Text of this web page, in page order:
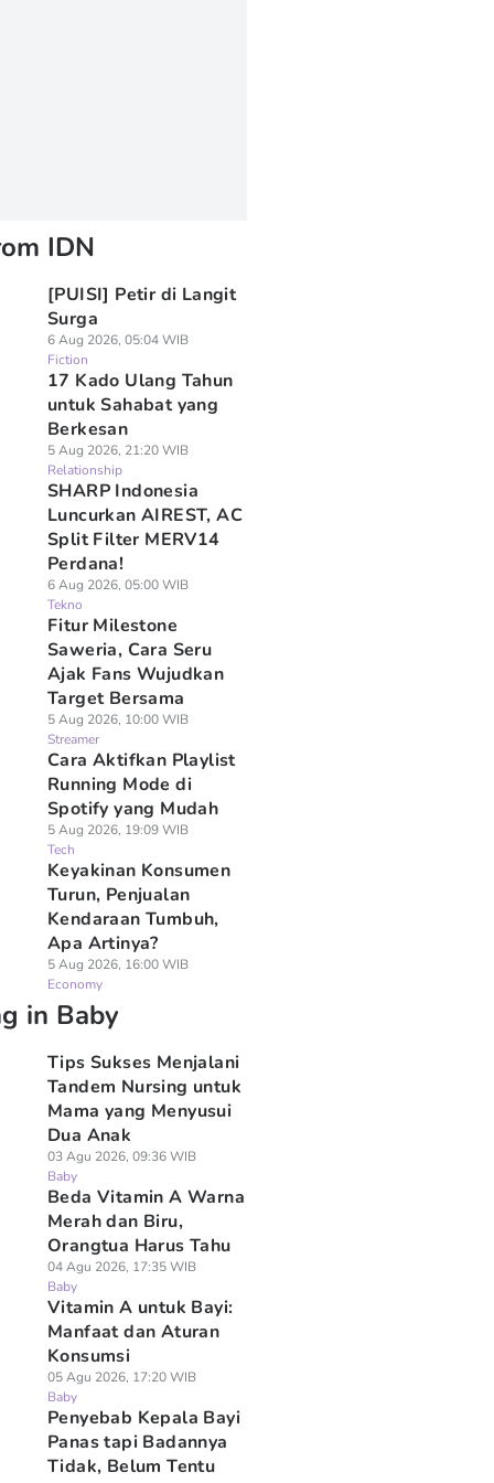
IDN
[PUISI] Petir di Langit
Surga
6 Aug 2026, 05:04 WIB
Fiction
17 Kado Ulang Tahun
untuk Sahabat yang
Berkesan
5 Aug 2026, 21:20 WIB
Relationship
SHARP Indonesia
Luncurkan AIREST, AC
Split Filter MERV14
Perdana!
6 Aug 2026, 05:00 WIB
Tekno
Fitur Milestone
Saweria, Cara Seru
Ajak Fans Wujudkan
Target Bersama
5 Aug 2026, 10:00 WIB
Streamer
Cara Aktifkan Playlist
Running Mode di
Spotify yang Mudah
5 Aug 2026, 19:09 WIB
Tech
Keyakinan Konsumen
Turun, Penjualan
Kendaraan Tumbuh,
Apa Artinya?
5 Aug 2026, 16:00 WIB
Economy
in Baby
Tips Sukses Menjalani
Tandem Nursing untuk
Mama yang Menyusui
Dua Anak
03 Agu 2026, 09:36 WIB
Baby
Beda Vitamin A Warna
Merah dan Biru,
Orangtua Harus Tahu
04 Agu 2026, 17:35 WIB
Baby
Vitamin A untuk Bayi:
Manfaat dan Aturan
Konsumsi
05 Agu 2026, 17:20 WIB
Baby
Penyebab Kepala Bayi
Panas tapi Badannya
Tidak, Belum Tentu